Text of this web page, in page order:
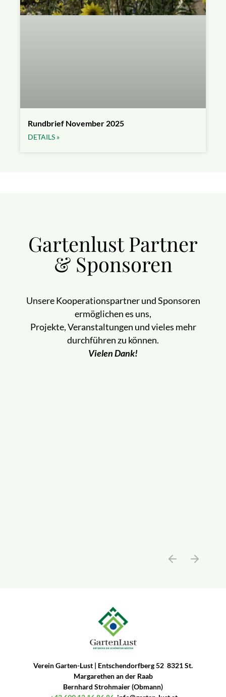
Rundbrief November 2025
DETAILS »
Gartenlust Partner
& Sponsoren
Unsere Kooperationspartner und Sponsoren
ermöglichen es uns,
Projekte, Veranstaltungen und vieles mehr
durchführen zu können.
Vielen Dank!
Verein Garten-Lust | Entschendorfberg 52 8321 St.
Margarethen an der Raab
Bernhard Strohmaier (Obmann)